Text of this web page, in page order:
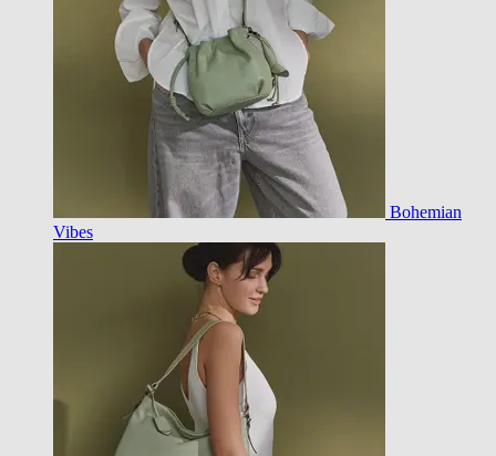
Bohemian
Vibes